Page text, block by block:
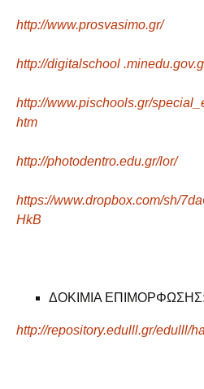
http://www.prosvasimo.gr/
http://digitalschool
http://www.pischools.gr/
htm
http://photodentro.edu.gr/lor/
https://www.dropbox.com/sh/
HkB
ΔΟΚΙΜΙΑ ΕΠΙΜΟΡΦΩΣΗΣ:
http://repository.edulll.gr/edulll/